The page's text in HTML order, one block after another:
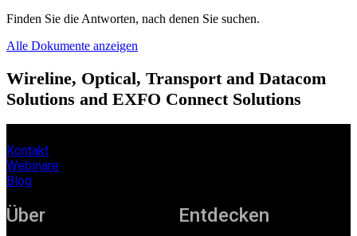
Finden Sie die Antworten, nach denen Sie suchen.
Alle Dokumente anzeigen
Wireline, Optical, Transport and Datacom
Solutions and EXFO Connect Solutions
Kontakt
Webinare
Blog
Über Entdecken